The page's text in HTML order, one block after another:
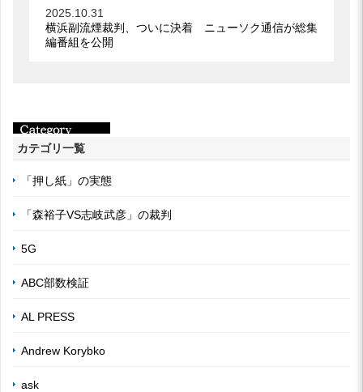
2025.10.31
横浜副流煙裁判、ついに決着 ニューソク通信が総集
編番組を公開
カテゴリ一覧
「押し紙」の実態
「森裕子VS志岐武彦」の裁判
5G
ABC部数検証
AL PRESS
Andrew Korybko
ask